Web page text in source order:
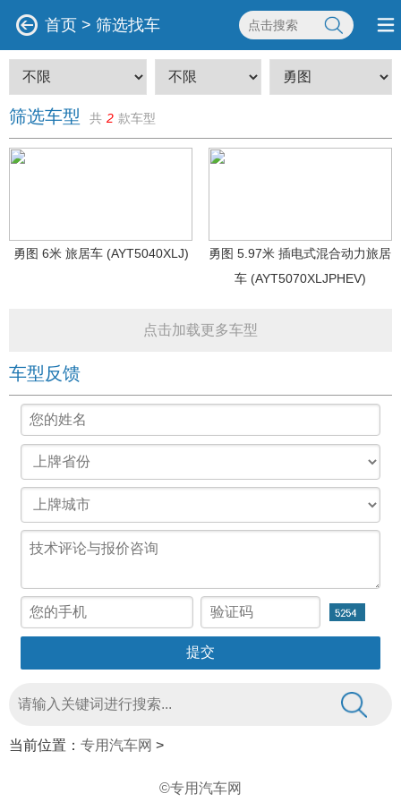
首页 > 筛选找车
筛选车型 共 2 款车型
勇图 6米 旅居车 (AYT5040XLJ)
勇图 5.97米 插电式混合动力旅居
车 (AYT5070XLJPHEV)
点击加载更多车型
车型反馈
当前位置： 专用汽车网 >
©专用汽车网